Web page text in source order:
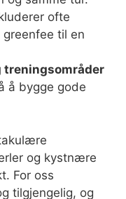
ofte
til en
treningsområder
å bygge gode
og kystnære
For oss
tilgjengelig, og